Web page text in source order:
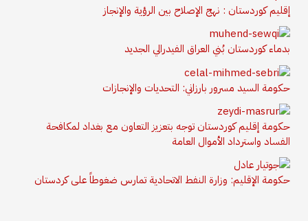
إقليم كوردستان : نهج الإصلاح بين الرؤية والإنجاز
بدماء كوردستان بُني العراق الفيدرالي الجديد
حكومة السيد مسرور بارزاني: التحديات والإنجازات
حكومة إقليم كوردستان توجه بتعزيز التعاون مع بغداد لمكافحة
الفساد واسترداد الأموال العامة
حكومة الإقليم: وزارة النفط الاتحادية تمارس ضغوطاً على كردستان